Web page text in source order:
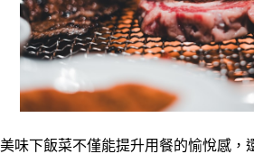
美味下飯菜不僅能提升用餐的愉悅感，